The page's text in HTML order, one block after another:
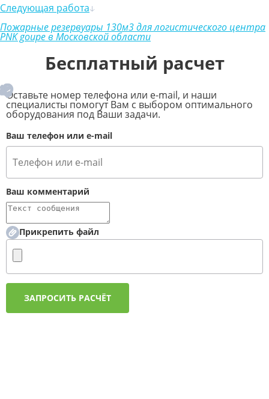
Следующая работа
Пожарные резервуары 130м3 для логистического центра
PNK goupe в Московской области
Бесплатный расчет
Оставьте номер телефона или e-mail, и наши
специалисты помогут Вам с выбором оптимального
оборудования под Ваши задачи.
Ваш телефон или e-mail
Ваш комментарий
Прикрепить файл
ЗАПРОСИТЬ РАСЧЁТ